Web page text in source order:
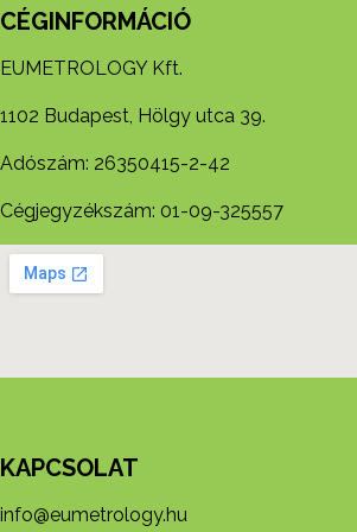
CÉGINFORMÁCIÓ
EUMETROLOGY Kft.
1102 Budapest, Hölgy utca 39.
Adószám: 26350415-2-42
Cégjegyzékszám: 01-09-325557
KAPCSOLAT
info@eumetrology.hu